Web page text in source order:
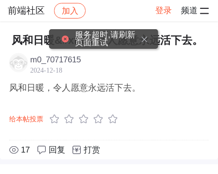
前端社区 加入 登录 频道
社区 前端社区 感慨 帖子详情
风和日暖&#xff0c;令人愿意永远活下去。
m0_70717615
2024-12-18
风和日暖，令人愿意永远活下去。
给本帖投票
17 回复 打赏
服务超时,请刷新
页面重试